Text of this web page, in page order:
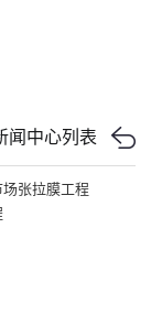
闻中心列表
场张拉膜工程